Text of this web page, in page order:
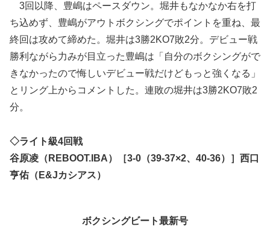
3回以降、豊嶋はペースダウン。堀井もなかなか右を打
ち込めず、豊嶋がアウトボクシングでポイントを重ね、最
終回は攻めて締めた。堀井は3勝2KO7敗2分。デビュー戦
勝利ながら力みが目立った豊嶋は「自分のボクシングがで
きなかったので悔しいデビュー戦だけどもっと強くなる」
とリング上からコメントした。連敗の堀井は3勝2KO7敗2
分。
◇ライト級4回戦
谷原凌（REBOOT.IBA）［3-0（39-37×2、40-36）］西口
亨佑（E&Jカシアス）
ボクシングビート最新号